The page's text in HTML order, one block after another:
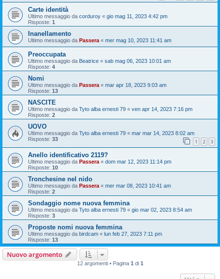
Carte identità
Ultimo messaggio da corduroy « gio mag 11, 2023 4:42 pm
Risposte: 1
Inanellamento
Ultimo messaggio da Passera « mer mag 10, 2023 11:41 am
Preoccupata
Ultimo messaggio da Beatrice « sab mag 06, 2023 10:01 am
Risposte: 4
Nomi
Ultimo messaggio da Passera « mar apr 18, 2023 9:03 am
Risposte: 13
NASCITE
Ultimo messaggio da Tyto alba ernesti 79 « ven apr 14, 2023 7:16 pm
Risposte: 2
UOVO
Ultimo messaggio da Tyto alba ernesti 79 « mar mar 14, 2023 8:02 am
Risposte: 33 1 2 3
Anello identificativo 2119?
Ultimo messaggio da Passera « dom mar 12, 2023 11:14 pm
Risposte: 10
Tronchesine nel nido
Ultimo messaggio da Passera « mer mar 08, 2023 10:41 am
Risposte: 2
Sondaggio nome nuova femmina
Ultimo messaggio da Tyto alba ernesti 79 « gio mar 02, 2023 8:54 am
Risposte: 3
Proposte nomi nuova femmina
Ultimo messaggio da birdcam « lun feb 27, 2023 7:11 pm
Risposte: 13
Nuovo argomento
12 argomenti • Pagina 1 di 1